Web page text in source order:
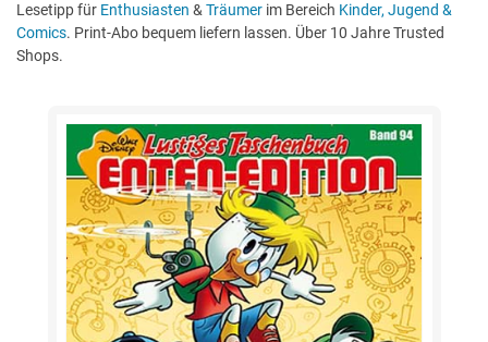
Lesetipp für Enthusiasten & Träumer im Bereich Kinder, Jugend &
Comics. Print-Abo bequem liefern lassen. Über 10 Jahre Trusted
Shops.